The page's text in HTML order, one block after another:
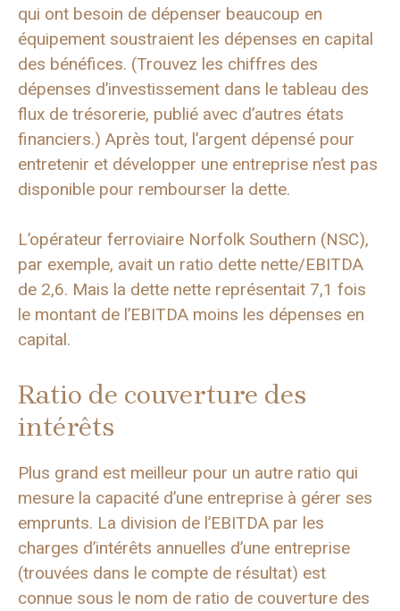
qui ont besoin de dépenser beaucoup en
équipement soustraient les dépenses en capital
des bénéfices. (Trouvez les chiffres des
dépenses d’investissement dans le tableau des
flux de trésorerie, publié avec d’autres états
financiers.) Après tout, l’argent dépensé pour
entretenir et développer une entreprise n’est pas
disponible pour rembourser la dette.
L’opérateur ferroviaire Norfolk Southern (NSC),
par exemple, avait un ratio dette nette/EBITDA
de 2,6. Mais la dette nette représentait 7,1 fois
le montant de l’EBITDA moins les dépenses en
capital.
Ratio de couverture des
intérêts
Plus grand est meilleur pour un autre ratio qui
mesure la capacité d’une entreprise à gérer ses
emprunts. La division de l’EBITDA par les
charges d’intérêts annuelles d’une entreprise
(trouvées dans le compte de résultat) est
connue sous le nom de ratio de couverture des